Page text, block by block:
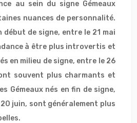
au sein du signe Gémeaux
nuances de personnalité.
début de signe, entre le 21 mai
à être plus introvertis et
en milieu de signe, entre le 26
souvent plus charmants et
Gémeaux nés en fin de signe,
juin, sont généralement plus